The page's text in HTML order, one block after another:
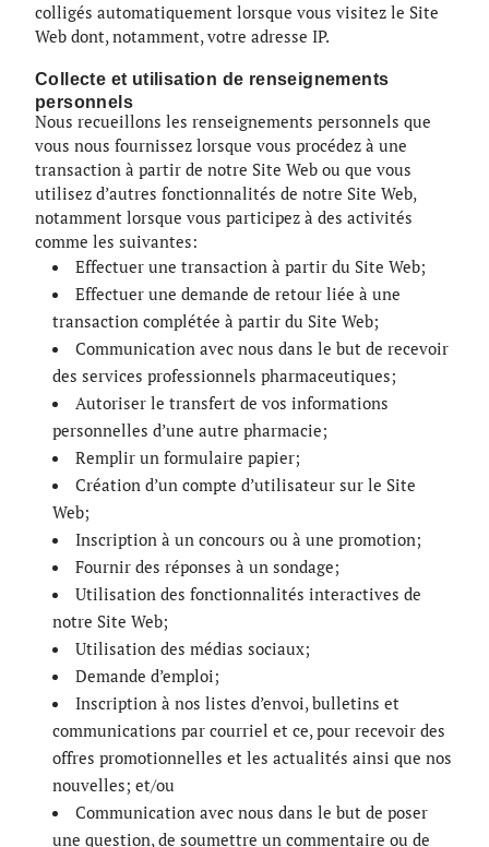
colligés automatiquement lorsque vous visitez le Site
Web dont, notamment, votre adresse IP.
Collecte et utilisation de renseignements
personnels
Nous recueillons les renseignements personnels que
vous nous fournissez lorsque vous procédez à une
transaction à partir de notre Site Web ou que vous
utilisez d’autres fonctionnalités de notre Site Web,
notamment lorsque vous participez à des activités
comme les suivantes:
Effectuer une transaction à partir du Site Web;
Effectuer une demande de retour liée à une
transaction complétée à partir du Site Web;
Communication avec nous dans le but de recevoir
des services professionnels pharmaceutiques;
Autoriser le transfert de vos informations
personnelles d’une autre pharmacie;
Remplir un formulaire papier;
Création d’un compte d’utilisateur sur le Site
Web;
Inscription à un concours ou à une promotion;
Fournir des réponses à un sondage;
Utilisation des fonctionnalités interactives de
notre Site Web;
Utilisation des médias sociaux;
Demande d’emploi;
Inscription à nos listes d’envoi, bulletins et
communications par courriel et ce, pour recevoir des
offres promotionnelles et les actualités ainsi que nos
nouvelles; et/ou
Communication avec nous dans le but de poser
une question, de soumettre un commentaire ou de